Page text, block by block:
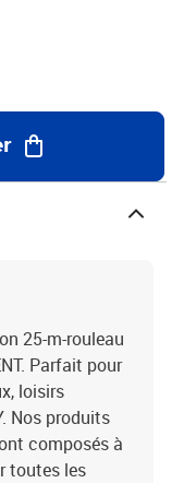
25-m-rouleau
Parfait pour
loisirs
Nos produits
composés à
toutes les